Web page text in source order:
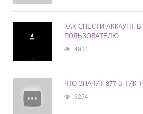
КАК СНЕСТИ АККАУНТ
ПОЛЬЗОВАТЕЛЮ
4934
ЧТО ЗНАЧИТ 877 В ТИК
3254